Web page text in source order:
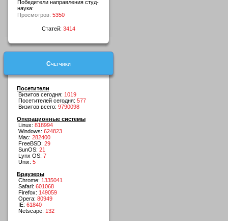
Победители направления студ-
наука:
Просмотров: 5350
Статей: 3414
Счетчики
Посетители
Визитов сегодня: 1019
Посетителей сегодня: 577
Визитов всего: 9790098
Операционные системы
Linux: 818994
Windows: 624823
Mac: 282400
FreeBSD: 29
SunOS: 21
Lynx OS: 7
Unix: 5
Браузеры
Chrome: 1335041
Safari: 601068
Firefox: 149059
Opera: 80949
IE: 61840
Netscape: 132